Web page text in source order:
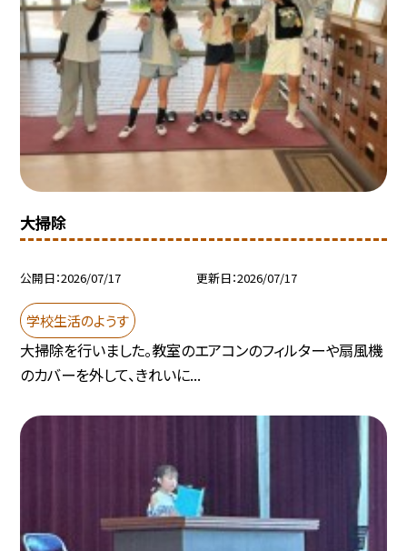
大掃除
公開日 2026/07/17 更新日 2026/07/17
学校生活のようす
大掃除を行いました。教室のエアコンのフィルターや扇風機
のカバーを外して、きれいに...